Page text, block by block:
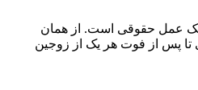
یک عمل حقوقی است. از همان
تا پس از فوت هر یک از زوجین